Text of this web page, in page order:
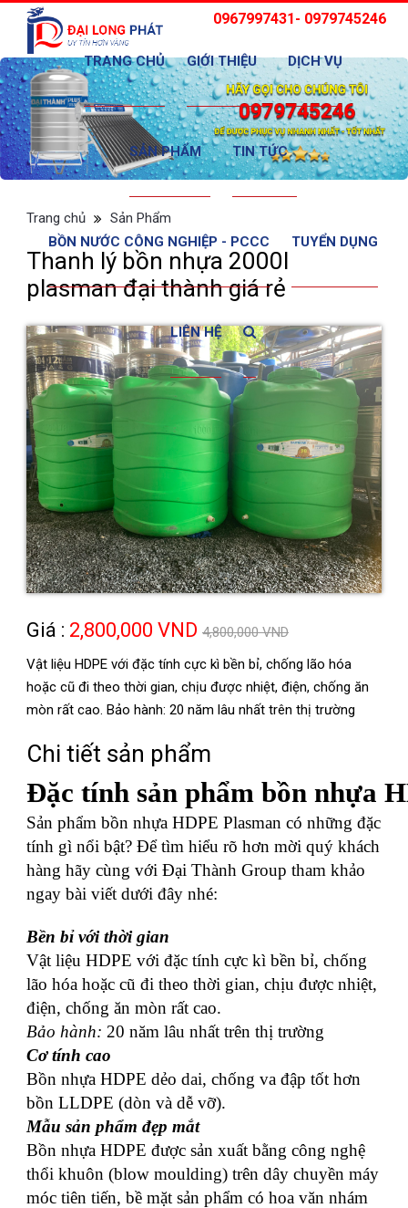
0967997431- 0979745246
TRANG CHỦ GIỚI THIỆU DỊCH VỤ
SẢN PHẨM TIN TỨC
BỒN NƯỚC CÔNG NGHIỆP - PCCC TUYỂN DỤNG
LIÊN HỆ
Trang chủ Sản Phẩm
Thanh lý bồn nhựa 2000l
plasman đại thành giá rẻ
Giá : 2,800,000 VND 4,800,000 VND
Vật liệu HDPE với đặc tính cực kì bền bỉ, chống lão hóa
hoặc cũ đi theo thời gian, chịu được nhiệt, điện, chống ăn
mòn rất cao. Bảo hành: 20 năm lâu nhất trên thị trường
Chi tiết sản phẩm
Đặc tính sản phẩm bồn nhựa
Sản phẩm bồn nhựa HDPE Plasman có những đặc
tính gì nổi bật? Để tìm hiểu rõ hơn mời quý khách
hàng hãy cùng với Đại Thành Group tham khảo
ngay bài viết dưới đây nhé:
Bền bỉ với thời gian
Vật liệu HDPE với đặc tính cực kì bền bỉ, chống
lão hóa hoặc cũ đi theo thời gian, chịu được nhiệt,
điện, chống ăn mòn rất cao.
Bảo hành: 20 năm lâu nhất trên thị trường
Cơ tính cao
Bồn nhựa HDPE dẻo dai, chống va đập tốt hơn
bồn LLDPE (dòn và dễ vỡ).
Mẫu sản phẩm đẹp mắt
Bồn nhựa HDPE được sản xuất bằng công nghệ
thổi khuôn (blow moulding) trên dây chuyền máy
móc tiên tiến, bề mặt sản phẩm có hoa văn nhám